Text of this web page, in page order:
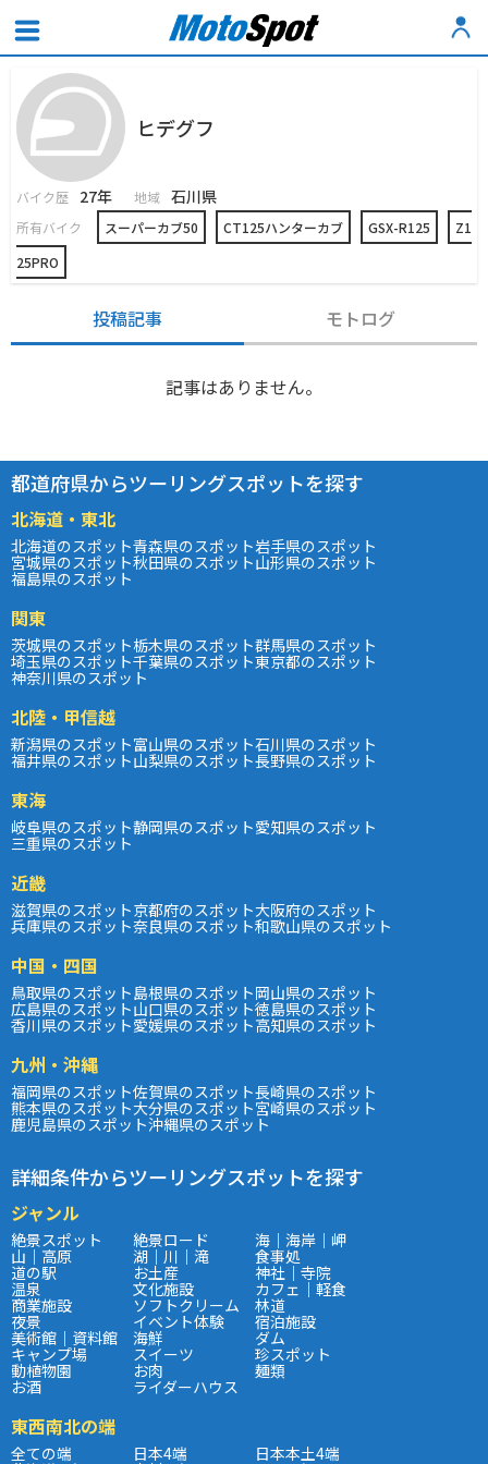
ヒデグフ
バイク歴 27年 地域 石川県
所有バイク スーパーカブ50 CT125ハンターカブ GSX-R125
Z1
25PRO
投稿記事 モトログ
記事はありません。
都道府県からツーリングスポットを探す
北海道・東北
北海道のスポット青森県のスポット岩手県のスポット
宮城県のスポット秋田県のスポット山形県のスポット
福島県のスポット
関東
茨城県のスポット栃木県のスポット群馬県のスポット
埼玉県のスポット千葉県のスポット東京都のスポット
神奈川県のスポット
北陸・甲信越
新潟県のスポット富山県のスポット石川県のスポット
福井県のスポット山梨県のスポット長野県のスポット
東海
岐阜県のスポット静岡県のスポット愛知県のスポット
三重県のスポット
近畿
滋賀県のスポット京都府のスポット大阪府のスポット
兵庫県のスポット奈良県のスポット和歌山県のスポット
中国・四国
鳥取県のスポット島根県のスポット岡山県のスポット
広島県のスポット山口県のスポット徳島県のスポット
香川県のスポット愛媛県のスポット高知県のスポット
九州・沖縄
福岡県のスポット佐賀県のスポット長崎県のスポット
熊本県のスポット大分県のスポット宮崎県のスポット
鹿児島県のスポット沖縄県のスポット
詳細条件からツーリングスポットを探す
ジャンル
絶景スポット 絶景ロード 海｜海岸｜岬
山｜高原 湖｜川｜滝 食事処
道の駅 お土産 神社｜寺院
温泉 文化施設 カフェ｜軽食
商業施設 ソフトクリーム 林道
夜景 イベント体験 宿泊施設
美術館｜資料館 海鮮 ダム
キャンプ場 スイーツ 珍スポット
動植物園 お肉 麺類
お酒 ライダーハウス
東西南北の端
全ての端 日本4端 日本本土4端